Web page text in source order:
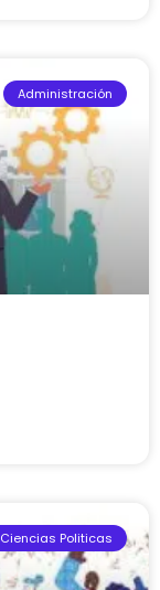
Administración
Ciencias Politicas